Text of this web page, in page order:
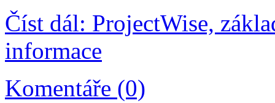
Číst dál: ProjectWise,
informace
Komentáře (0)